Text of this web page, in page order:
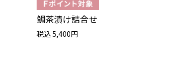
鯛茶漬け詰合せ
税込 5,400円